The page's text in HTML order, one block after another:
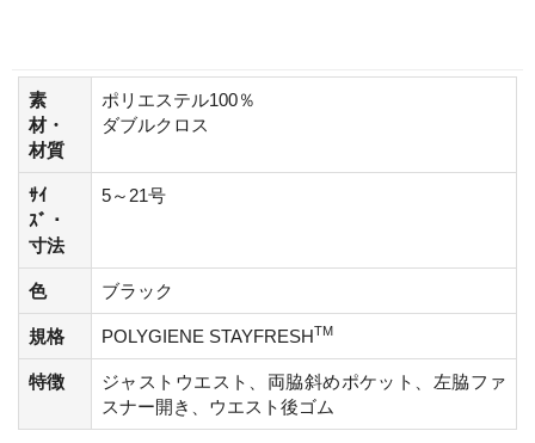
素
材・
材質
ポリエステル100％
ダブルクロス
ｻｲ
ｽﾞ・
寸法
5～21号
色 ブラック
規格 POLYGIENE STAYFRESHTM
特徴
ジャストウエスト、両脇斜めポケット、左脇ファ
スナー開き、ウエスト後ゴム